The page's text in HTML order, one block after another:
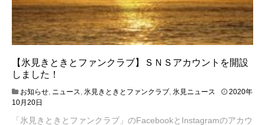
【氷見きときとファンクラブ】ＳＮＳアカウントを開設
しました！
お知らせ, ニュース, 氷見きときとファンクラブ, 氷見ニュース
2020年
10月20日
「氷見きときとファンクラブ」のFacebookとInstagramのアカウ